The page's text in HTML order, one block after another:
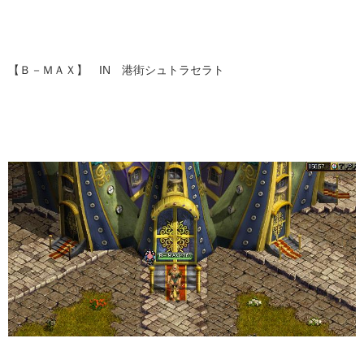
【Ｂ－ＭＡＸ】 IN 港街シュトラセラト